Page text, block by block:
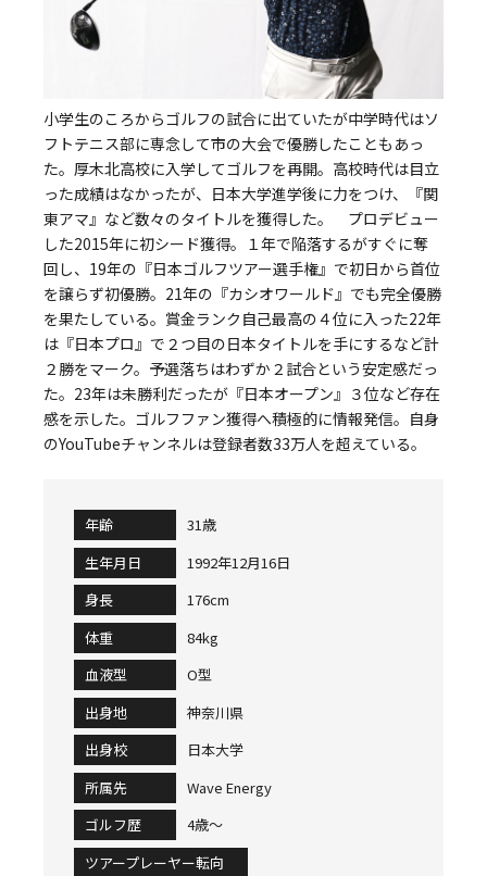
小学生のころからゴルフの試合に出ていたが中学時代はソ
フトテニス部に専念して市の大会で優勝したこともあっ
た。厚木北高校に入学してゴルフを再開。高校時代は目立
った成績はなかったが、日本大学進学後に力をつけ、『関
東アマ』など数々のタイトルを獲得した。 プロデビュー
した2015年に初シード獲得。１年で陥落するがすぐに奪
回し、19年の『日本ゴルフツアー選手権』で初日から首位
を譲らず初優勝。21年の『カシオワールド』でも完全優勝
を果たしている。賞金ランク自己最高の４位に入った22年
は『日本プロ』で２つ目の日本タイトルを手にするなど計
２勝をマーク。予選落ちはわずか２試合という安定感だっ
た。23年は未勝利だったが『日本オープン』３位など存在
感を示した。ゴルフファン獲得へ積極的に情報発信。自身
のYouTubeチャンネルは登録者数33万人を超えている。
年齢
31歳
生年月日
1992年12月16日
身長
176cm
体重
84kg
血液型
O型
出身地
神奈川県
出身校
日本大学
所属先
Wave Energy
ゴルフ歴
4歳〜
ツアープレーヤー転向